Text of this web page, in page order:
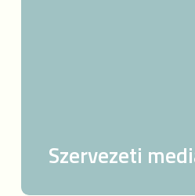
Szervezeti